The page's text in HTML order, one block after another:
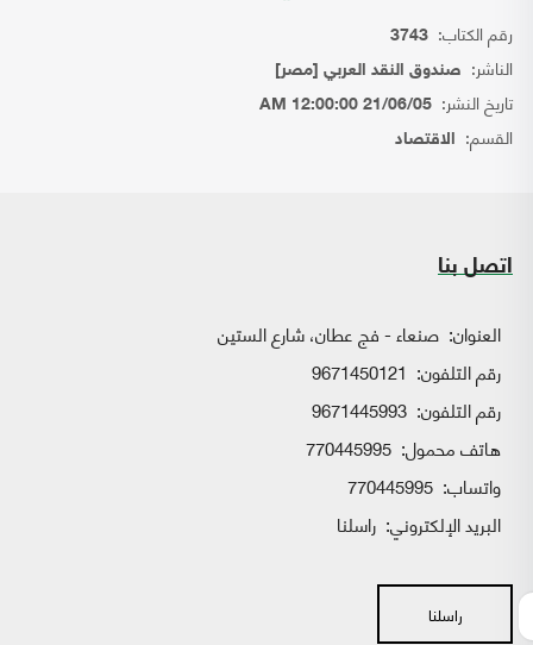
رقم الكتاب: 3743
الناشر: صندوق النقد العربي [مصر]
تاريخ النشر: 21/06/05 12:00:00 AM
القسم: الاقتصاد
اتصل بنا
العنوان: صنعاء - فج عطان، شارع الستين
رقم التلفون: 9671450121
رقم التلفون: 9671445993
هاتف محمول: 770445995
واتساب:
البريد الإلكتروني: راسلنا
راسلنا